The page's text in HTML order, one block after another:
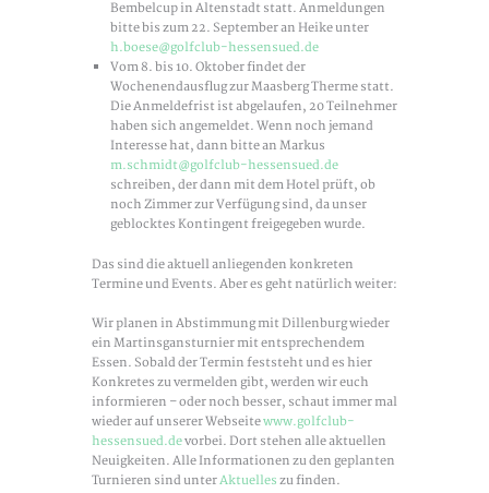
Bembelcup in Altenstadt statt. Anmeldungen
bitte bis zum 22. September an Heike unter
h.boese@golfclub-hessensued.de
Vom 8. bis 10. Oktober findet der
Wochenendausflug zur Maasberg Therme statt.
Die Anmeldefrist ist abgelaufen, 20 Teilnehmer
haben sich angemeldet. Wenn noch jemand
Interesse hat, dann bitte an Markus
m.schmidt@golfclub-hessensued.de
schreiben, der dann mit dem Hotel prüft, ob
noch Zimmer zur Verfügung sind, da unser
geblocktes Kontingent freigegeben wurde.
Das sind die aktuell anliegenden konkreten
Termine und Events. Aber es geht natürlich weiter:
Wir planen in Abstimmung mit Dillenburg wieder
ein Martinsgansturnier mit entsprechendem
Essen. Sobald der Termin feststeht und es hier
Konkretes zu vermelden gibt, werden wir euch
informieren – oder noch besser, schaut immer mal
wieder auf unserer Webseitewww.golfclub-
hessensued.devorbei. Dort stehen alle aktuellen
Neuigkeiten. Alle Informationen zu den geplanten
Turnieren sind unterAktuelleszu finden.